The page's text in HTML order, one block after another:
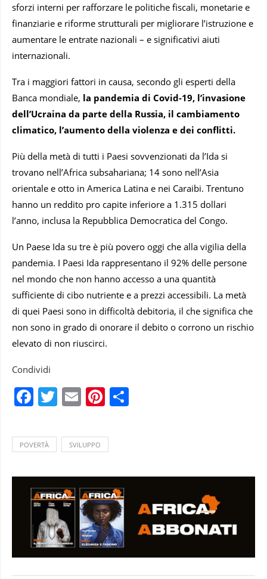
sforzi interni per rafforzare le politiche fiscali, monetarie e
finanziarie e riforme strutturali per migliorare l’istruzione e
aumentare le entrate nazionali – e significativi aiuti
internazionali.
Tra i maggiori fattori in causa, secondo gli esperti della
Banca mondiale, la pandemia di Covid-19, l’invasione
dell’Ucraina da parte della Russia, il cambiamento
climatico, l’aumento della violenza e dei conflitti.
Più della metà di tutti i Paesi sovvenzionati da l’Ida si
trovano nell’Africa subsahariana; 14 sono nell’Asia
orientale e otto in America Latina e nei Caraibi. Trentuno
hanno un reddito pro capite inferiore a 1.315 dollari
l’anno, inclusa la Repubblica Democratica del Congo.
Un Paese Ida su tre è più povero oggi che alla vigilia della
pandemia. I Paesi Ida rappresentano il 92% delle persone
nel mondo che non hanno accesso a una quantità
sufficiente di cibo nutriente e a prezzi accessibili. La metà
di quei Paesi sono in difficoltà debitoria, il che significa che
non sono in grado di onorare il debito o corrono un rischio
elevato di non riuscirci.
Condividi
Facebook
Twitter
EmailPinterest
POVERTÀ SVILUPPO